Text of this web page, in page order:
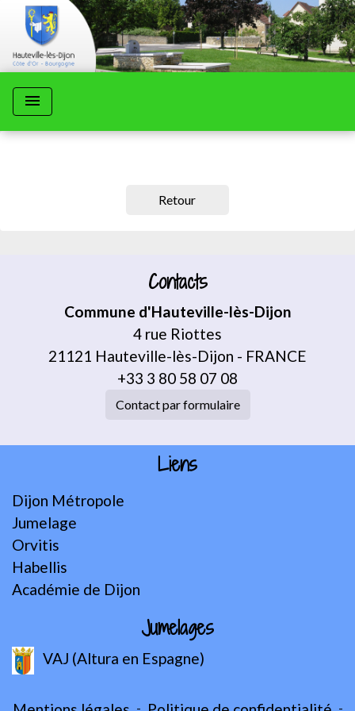
menu
Retour
Contacts
Commune d'Hauteville-lès-Dijon
4 rue Riottes
21121 Hauteville-lès-Dijon - FRANCE
+33 3 80 58 07 08
Contact par formulaire
Liens
Dijon Métropole
Jumelage
Orvitis
Habellis
Académie de Dijon
Jumelages
VAJ (Altura en Espagne)
- -